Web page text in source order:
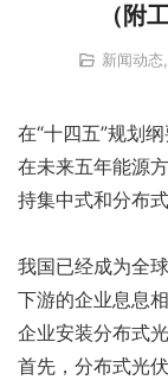
（附
新闻动态
在“十四五”规划
在未来五年能源
持集中式和分布
我国已经成为全
下游的企业息息
企业安装分布式
首先，分布式光